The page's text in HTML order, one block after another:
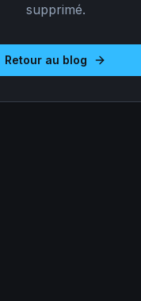
supprimé.
Retour au blog